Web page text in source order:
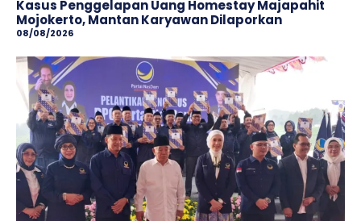
Kasus Penggelapan Uang Homestay Majapahit
Mojokerto, Mantan Karyawan Dilaporkan
08/08/2026